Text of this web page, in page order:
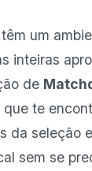
um
inteiras
de
que te
seleção
sem se